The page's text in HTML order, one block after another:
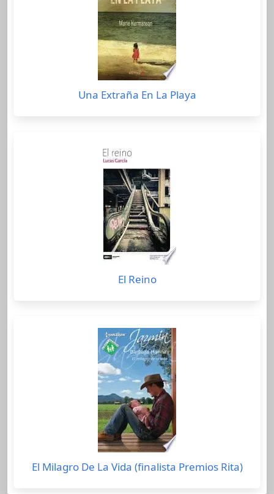
Una Extraña En La Playa
El Reino
El Milagro De La Vida (finalista Premios Rita)